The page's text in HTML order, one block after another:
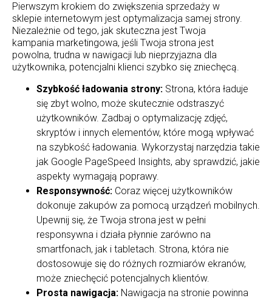
Pierwszym krokiem do zwiększenia sprzedaży w
sklepie internetowym jest optymalizacja samej strony.
Niezależnie od tego, jak skuteczna jest Twoja
kampania marketingowa, jeśli Twoja strona jest
powolna, trudna w nawigacji lub nieprzyjazna dla
użytkownika, potencjalni klienci szybko się zniechęcą.
Szybkość ładowania strony: Strona, która ładuje
się zbyt wolno, może skutecznie odstraszyć
użytkowników. Zadbaj o optymalizację zdjęć,
skryptów i innych elementów, które mogą wpływać
na szybkość ładowania. Wykorzystaj narzędzia takie
jak Google PageSpeed Insights, aby sprawdzić, jakie
aspekty wymagają poprawy.
Responsywność: Coraz więcej użytkowników
dokonuje zakupów za pomocą urządzeń mobilnych.
Upewnij się, że Twoja strona jest w pełni
responsywna i działa płynnie zarówno na
smartfonach, jak i tabletach. Strona, która nie
dostosowuje się do różnych rozmiarów ekranów,
może zniechęcić potencjalnych klientów.
Prosta nawigacja: Nawigacja na stronie powinna